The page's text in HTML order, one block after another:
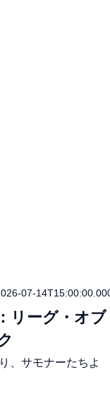
07-
リーグ・オ
、サモナーたちよ